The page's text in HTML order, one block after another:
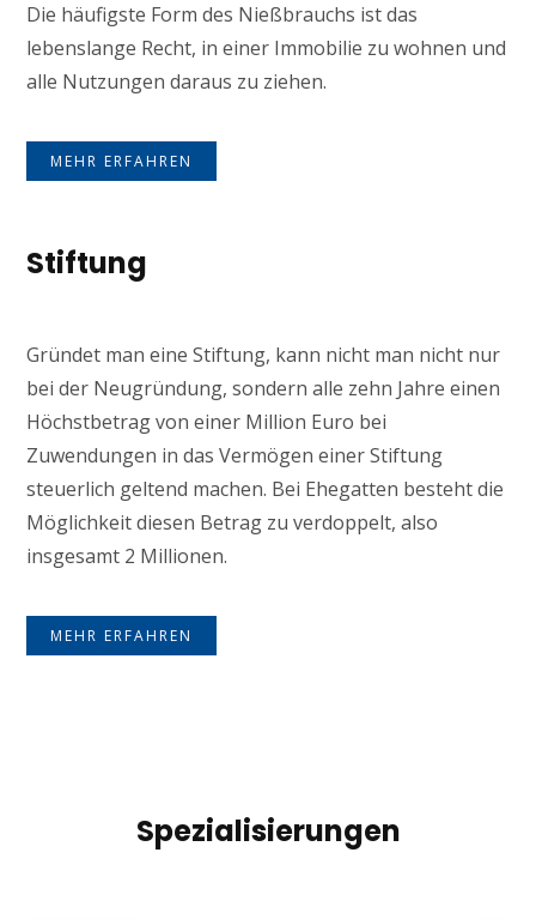
Die häufigste Form des Nießbrauchs ist das
lebenslange Recht, in einer Immobilie zu wohnen und
alle Nutzungen daraus zu ziehen.
MEHR ERFAHREN
Stiftung
Gründet man eine Stiftung, kann nicht man nicht nur
bei der Neugründung, sondern alle zehn Jahre einen
Höchstbetrag von einer Million Euro bei
Zuwendungen in das Vermögen einer Stiftung
steuerlich geltend machen. Bei Ehegatten besteht die
Möglichkeit diesen Betrag zu verdoppelt, also
insgesamt 2 Millionen.
MEHR ERFAHREN
Spezialisierungen